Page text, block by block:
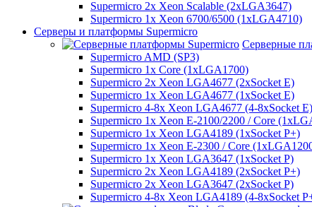
Supermicro 2x Xeon Scalable (2xLGA3647)
Supermicro 1x Xeon 6700/6500 (1xLGA4710)
Серверы и платформы Supermicro
Серверные
Supermicro AMD (SP3)
Supermicro 1x Core (1xLGA1700)
Supermicro 2x Xeon LGA4677 (2xSocket E)
Supermicro 1x Xeon LGA4677 (1xSocket E)
Supermicro 4-8x Xeon LGA4677 (4-8xSocket E)
Supermicro 1x Xeon E-2100/2200 / Core
Supermicro 1x Xeon LGA4189 (1xSocket P+)
Supermicro 1x Xeon E-2300 / Core
Supermicro 1x Xeon LGA3647 (1xSocket P)
Supermicro 2x Xeon LGA4189 (2xSocket P+)
Supermicro 2x Xeon LGA3647 (2xSocket P)
Supermicro 4-8x Xeon LGA4189 (4-8xSocket